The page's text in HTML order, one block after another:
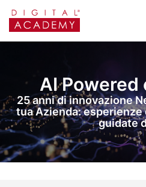
AI Powered
25 anni di innovazione
tua Azienda: esperienze
guidate